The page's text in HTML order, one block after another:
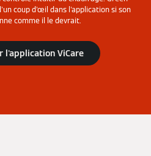
coup d'œil dans l'application si son
comme il le devrait.
l'application ViCare